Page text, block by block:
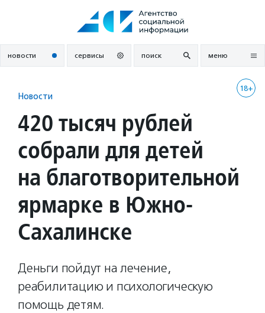
новости сервисы поиск меню
18+
Новости
420 тысяч рублей
собрали для детей
на благотворительной
ярмарке в Южно-
Сахалинске
Деньги пойдут на лечение,
реабилитацию и психологическую
помощь детям.